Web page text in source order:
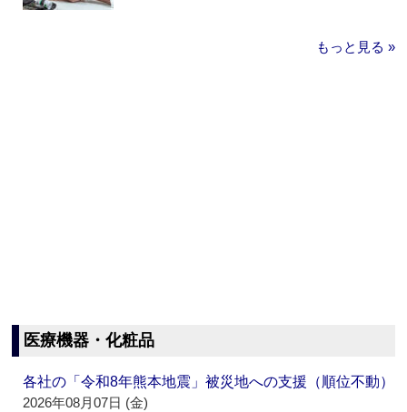
もっと見る »
医療機器・化粧品
各社の「令和8年熊本地震」被災地への支援（順位不動）
2026年08月07日 (金)